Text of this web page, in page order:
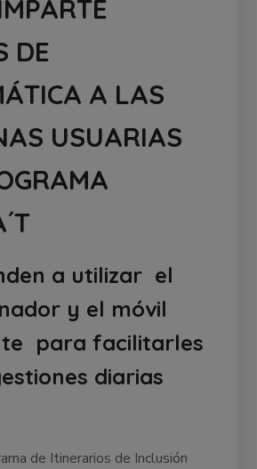
DE
A LAS
USUARIAS
a utilizar el
y el móvil
para facilitarles
diarias
de Itinerarios de Inclusión